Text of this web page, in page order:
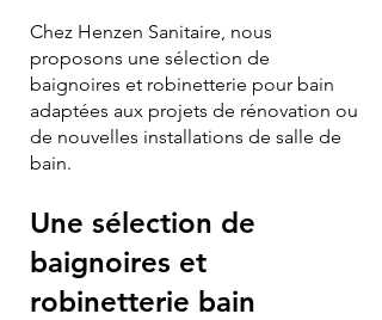
Chez Henzen Sanitaire, nous
proposons une sélection de
baignoires et robinetterie pour bain
adaptées aux projets de rénovation ou
de nouvelles installations de salle de
bain.
Une sélection de
baignoires et
robinetterie bain